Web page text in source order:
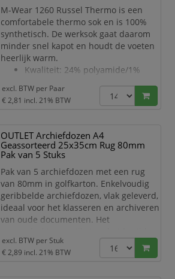
M-Wear 1260 Russel Thermo is een
comfortabele thermo sok en is 100%
synthetisch. De werksok gaat daarom
minder snel kapot en houdt de voeten
heerlijk warm.
Kwaliteit: 24% polyamide/1%
Deze comfortabele sok is 100%
synthetisch en dus supersterk en
Extra draagcomfort en
bescherming door toepassing
van badstof zool
Dankzij de uitstekende
vochtregulering blijven de voeten
aangenaam
droog
Specia
excl. BTW per Paar
€ 2,81 incl. 21% BTW
OUTLET Archiefdozen A4
Geassorteerd 25x35cm Rug 80mm
Pak van 5 Stuks
Pak van 5 archiefdozen met een rug
van 80mm in golfkarton. Enkelvoudig
geribbelde archiefdozen, vlak geleverd,
ideaal voor het klasseren en archiveren
van oude documenten. Het
van de doos laat toe om deze verticaal
of horizontaal te identificeren en te
excl. BTW per Stuk
€ 2,89 incl. 21% BTW